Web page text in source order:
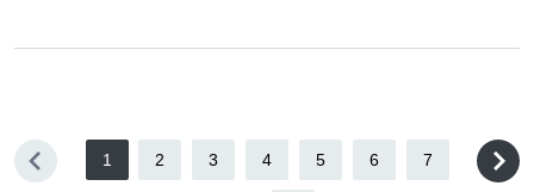
1 2 3 4 5 6 7